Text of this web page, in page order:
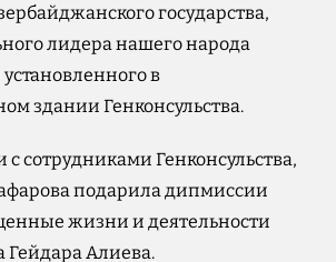
государства,
лидера нашего народа
в
здании Генконсульства.
с сотрудниками Генконсульства,
подарила дипмиссии
жизни и деятельности
Гейдара Алиева.